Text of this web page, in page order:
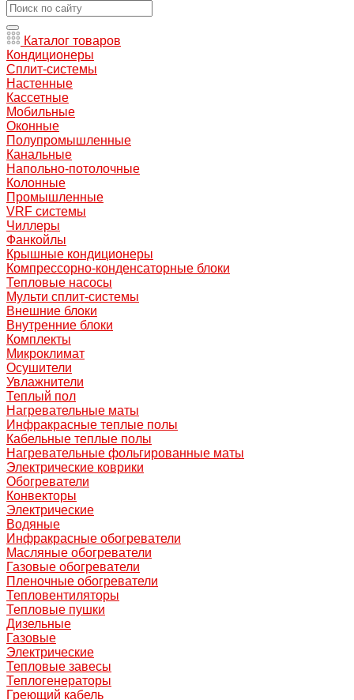
Каталог товаров
Кондиционеры
Сплит-системы
Настенные
Кассетные
Мобильные
Оконные
Полупромышленные
Канальные
Напольно-потолочные
Колонные
Промышленные
VRF системы
Чиллеры
Фанкойлы
Крышные кондиционеры
Компрессорно-конденсаторные блоки
Тепловые насосы
Мульти сплит-системы
Внешние блоки
Внутренние блоки
Комплекты
Микроклимат
Осушители
Увлажнители
Теплый пол
Нагревательные маты
Инфракрасные теплые полы
Кабельные теплые полы
Нагревательные фольгированные маты
Электрические коврики
Обогреватели
Конвекторы
Электрические
Водяные
Инфракрасные обогреватели
Масляные обогреватели
Газовые обогреватели
Пленочные обогреватели
Тепловентиляторы
Тепловые пушки
Дизельные
Газовые
Электрические
Тепловые завесы
Теплогенераторы
Греющий кабель